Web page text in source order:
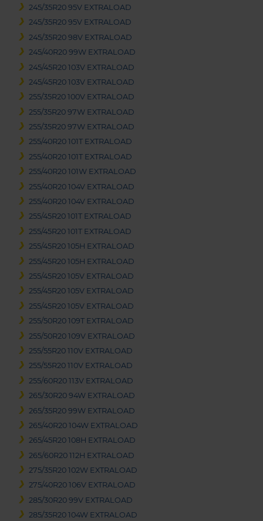
245/35R20 95V EXTRALOAD
245/35R20 95V EXTRALOAD
245/35R20 98V EXTRALOAD
245/40R20 99W EXTRALOAD
245/45R20 103V EXTRALOAD
245/45R20 103V EXTRALOAD
255/35R20 100V EXTRALOAD
255/35R20 97W EXTRALOAD
255/35R20 97W EXTRALOAD
255/40R20 101T EXTRALOAD
255/40R20 101T EXTRALOAD
255/40R20 101W EXTRALOAD
255/40R20 104V EXTRALOAD
255/40R20 104V EXTRALOAD
255/45R20 101T EXTRALOAD
255/45R20 101T EXTRALOAD
255/45R20 105H EXTRALOAD
255/45R20 105H EXTRALOAD
255/45R20 105V EXTRALOAD
255/45R20 105V EXTRALOAD
255/45R20 105V EXTRALOAD
255/50R20 109T EXTRALOAD
255/50R20 109V EXTRALOAD
255/55R20 110V EXTRALOAD
255/55R20 110V EXTRALOAD
255/60R20 113V EXTRALOAD
265/30R20 94W EXTRALOAD
265/35R20 99W EXTRALOAD
265/40R20 104W EXTRALOAD
265/45R20 108H EXTRALOAD
265/60R20 112H EXTRALOAD
275/35R20 102W EXTRALOAD
275/40R20 106V EXTRALOAD
285/30R20 99V EXTRALOAD
285/35R20 104W EXTRALOAD